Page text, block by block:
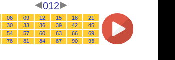
012
06 09 12 15 18
21
30 33 36 39 42
45
54 57 60 63 66
69
78 81 84 87 90 93